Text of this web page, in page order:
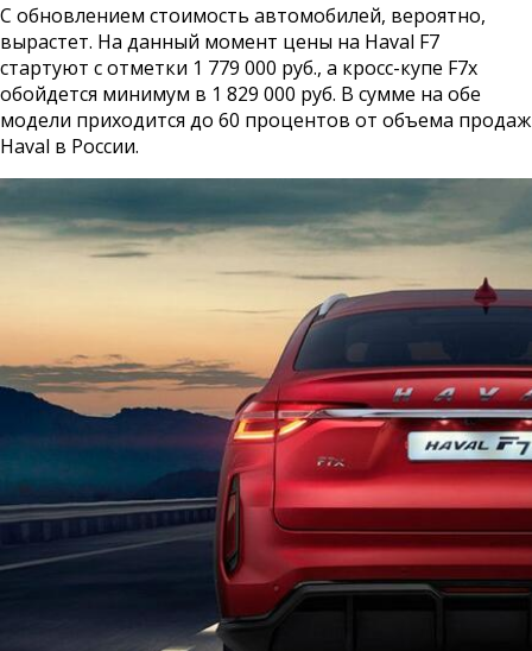
С обновлением стоимость автомобилей, вероятно,
вырастет. На данный момент цены на Haval F7
стартуют с отметки 1 779 000 руб., а кросс-купе F7x
обойдется минимум в 1 829 000 руб. В сумме на обе
модели приходится до 60 процентов от объема продаж
Haval в России.